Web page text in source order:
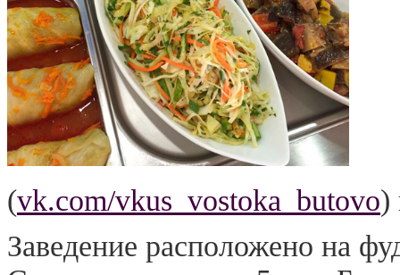
(vk.com/vkus_vostoka_butovo)
Заведение расположено на